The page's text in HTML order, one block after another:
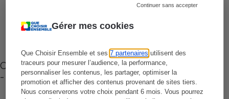
Gérer mes cookies
Que Choisir Ensemble et ses7 partenaires utilisent des
traceurs pour mesurer l’audience, la performance,
personnaliser les contenus, les partager, optimiser la
promotion et afficher des contenus provenant de sites tiers.
Nous conserverons votre choix pendant 6 mois. Vous pourrez
Continuer sans accepter
Cafetière à capsules zéro déchet CoffeeB (vidéo)
- Premières impressions